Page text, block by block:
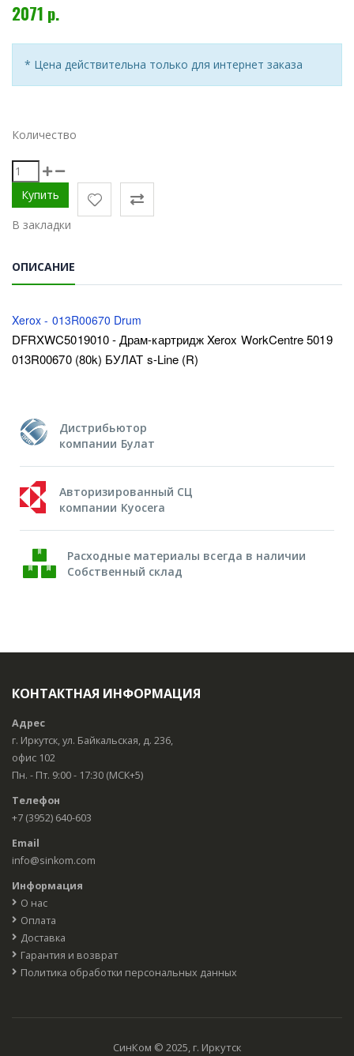
2071 р.
* Цена действительна только для интернет заказа
Количество
В закладки
ОПИСАНИЕ
Xerox - 013R00670 Drum
DFRXWC5019010 - Драм-картридж Xerox WorkCentre 5019
013R00670 (80k) БУЛАТ s-Line (R)
Дистрибьютор
компании Булат
Авторизированный СЦ
компании Kyocera
Расходные материалы всегда в наличии
Собственный склад
КОНТАКТНАЯ ИНФОРМАЦИЯ
Адрес
г. Иркутск, ул. Байкальская, д. 236,
офис 102
Пн. - Пт. 9:00 - 17:30 (МСК+5)
Телефон
+7 (3952) 640-603
Email
info@sinkom.com
Информация
О нас
Оплата
Доставка
Гарантия и возврат
Политика обработки персональных данных
СинКом © 2025, г. Иркутск